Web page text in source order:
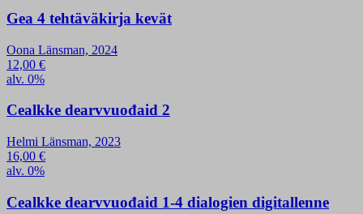
Gea 4 tehtäväkirja kevät
Oona Länsman, 2024
12,00 €
alv. 0%
Cealkke dearvvuođaid 2
Helmi Länsman, 2023
16,00 €
alv. 0%
Cealkke dearvvuođaid 1-4 dialogien digitallenne